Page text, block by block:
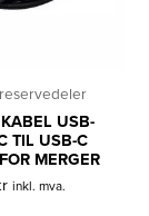
USB-
TIL USB-C
MERGER
inkl. mva.